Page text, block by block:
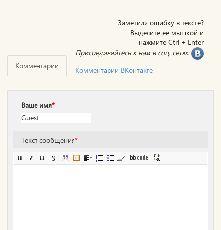
Заметили ошибку в тексте?
Выделите ее мышкой и
нажмите Ctrl + Enter
Присоединяйтесь к нам в соц. сетях:
Комментарии
Комментарии ВКонтакте
Ваше имя*
Текст сообщения*